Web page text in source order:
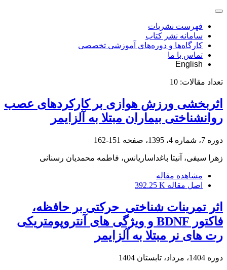
فهرست نشریات
سامانه نشر کتاب
کارگاه‌ها و دوره‌های آموزشی تخصصی
تماس با ما
English
تعداد مقالات: 10
اثربخشی ورزش هوازی بر کارکردهای عصب
روانشناختی بیماران مبتلا به آلزایمر
دوره 7، شماره 4، 1395، صفحه 151-162
زهرا سیفی، آنیتا باغداساریانس، فاطمه محمدیان رسنانی
مشاهده مقاله
اصل مقاله 392.25 K
اثر تمرینات شناختی_حرکتی بر حافظه،
فاکتور BDNF و ویژگی های آنتروپومتریکی
رت های نر مبتلا به آلزایمر
دوره 1404، مرداد، تابستان 1404